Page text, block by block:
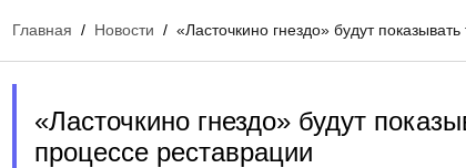
Главная / Новости / «Ласточкино гнездо» будут
«Ласточкино гнездо» будут
процессе реставрации